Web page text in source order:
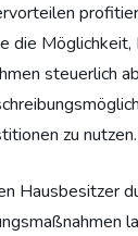
die Möglichkeit,
steuerlich
zu nutzen.
Hausbesitzer